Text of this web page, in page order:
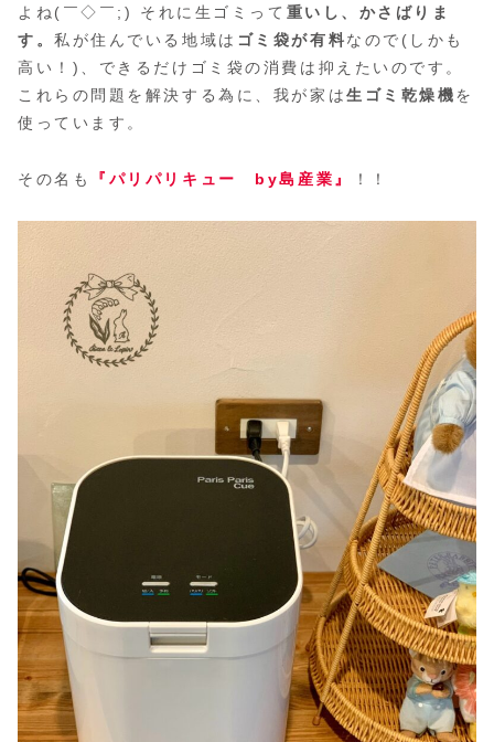
よね(￣◇￣;) それに生ゴミって 重いし、かさばりま
す。私が住んでいる地域は ゴミ袋が有料なので(しかも
高い！)、できるだけゴミ袋の消費は抑えたいのです。
これらの問題を解決する為に、我が家は生ゴミ乾燥機を
使っています。
その名も 『パリパリキュー by島産業』 ！！